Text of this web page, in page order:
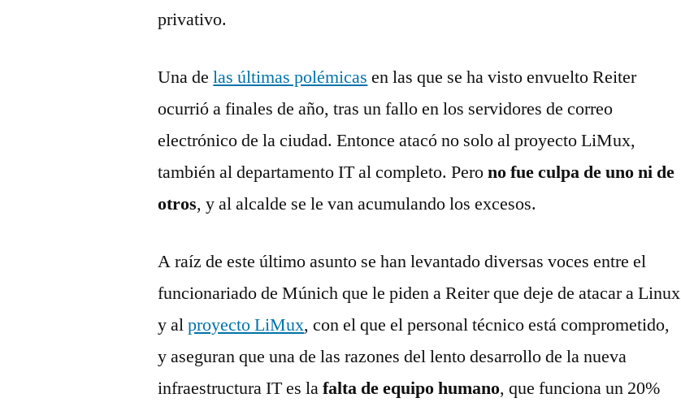
privativo.
Una delas últimas polémicas en las que se ha visto envuelto Reiter
ocurrió a finales de año, tras un fallo en los servidores de correo
electrónico de la ciudad. Entonce atacó no solo al proyecto LiMux,
también al departamento IT al completo. Perono fue culpa de uno ni de
otros, y al alcalde se le van acumulando los excesos.
A raíz de este último asunto se han levantado diversas voces entre el
funcionariado de Múnich que le piden a Reiter que deje de atacar a Linux
y alproyecto LiMux, con el que el personal técnico está comprometido,
y aseguran que una de las razones del lento desarrollo de la nueva
infraestructura IT es lafalta de equipo humano, que funciona un 20%